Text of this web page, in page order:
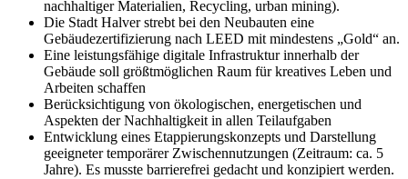
nachhaltiger Materialien, Recycling, urban mining).
Die Stadt Halver strebt bei den Neubauten eine
Gebäudezertifizierung nach LEED mit mindestens „Gold“ an.
Eine leistungsfähige digitale Infrastruktur innerhalb der
Gebäude soll größtmöglichen Raum für kreatives Leben und
Arbeiten schaffen
Berücksichtigung von ökologischen, energetischen und
Aspekten der Nachhaltigkeit in allen Teilaufgaben
Entwicklung eines Etappierungskonzepts und Darstellung
geeigneter temporärer Zwischennutzungen (Zeitraum: ca. 5
Jahre). Es musste barrierefrei gedacht und konzipiert werden.